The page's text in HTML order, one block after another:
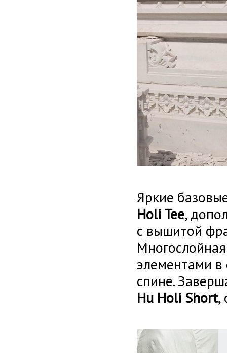
Яркие
Holi Tee,
с вышитой
элементами в
спине.
Hu Holi Short,